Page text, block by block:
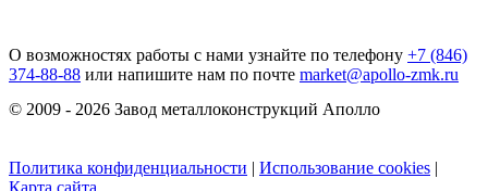
О возможностях работы с нами узнайте по телефону +7 (846)
374-88-88 или напишите нам по почте market@apollo-zmk.ru
© 2009 - 2026 Завод металлоконструкций Аполло
Политика конфиденциальности | Использование cookies |
Карта сайта